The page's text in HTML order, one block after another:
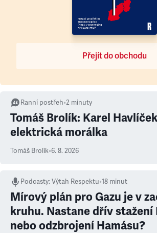
Přejít do obchodu
Ranní postřeh•2 minuty
Tomáš Brolík: Karel
elektrická morálka
Tomáš Brolík•6. 8. 2026
Podcasty:Výtah Respektu•18 minut
Mírový plán pro Gazu je v
kruhu. Nastane dřív stažení
nebo odzbrojení Hamásu?